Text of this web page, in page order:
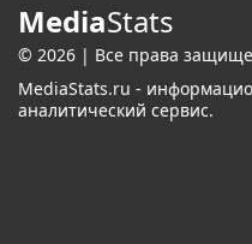
MediaStats
© 2026 | Все права
MediaStats.ru -
аналитический сервис.